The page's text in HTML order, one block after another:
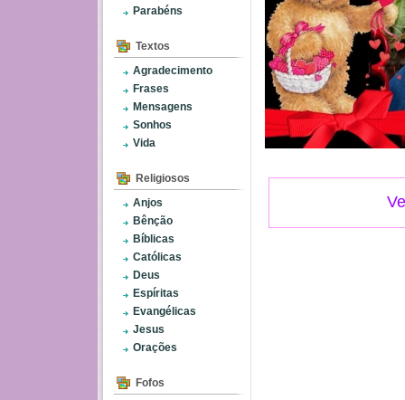
Parabéns
Textos
Agradecimento
Frases
Mensagens
Sonhos
Vida
Religiosos
Anjos
Bênção
Bíblicas
Católicas
Deus
Espíritas
Evangélicas
Jesus
Orações
Fofos